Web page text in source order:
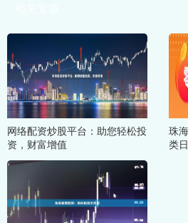
网络配资炒股平台：助您轻松投
资，财富增值
珠
类